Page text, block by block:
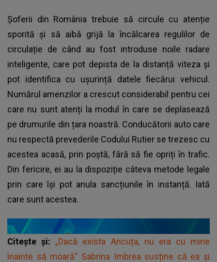
Șoferii din România trebuie să circule cu atenție
sporită și să aibă grijă la încălcarea regulilor de
circulație de când au fost introduse noile radare
inteligente, care pot depista de la distanță viteza și
pot identifica cu ușurință datele fiecărui vehicul.
Numărul amenzilor a crescut considerabil pentru cei
care nu sunt atenți la modul în care se deplasează
pe drumurile din țara noastră. Conducătorii auto care
nu respectă prevederile Codului Rutier se trezesc cu
acestea acasă, prin poștă, fără să fie opriți în trafic.
Din fericire, ei au la dispoziție câteva metode legale
prin care își pot anula sancțiunile în instanță. Iată
care sunt acestea.
Citește și: „Dacă exista Ancuța, nu era cu mine
înainte să moară” Sabrina Imbrea susține că ea și